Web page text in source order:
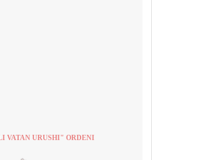
VATAN URUSHI" ORDENI